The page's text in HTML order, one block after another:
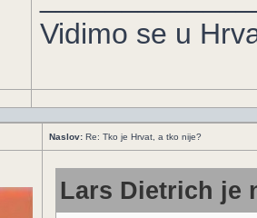
Vidimo se u
Naslov: Re: Tko je Hrvat, a tko nije?
Lars Dietrich je